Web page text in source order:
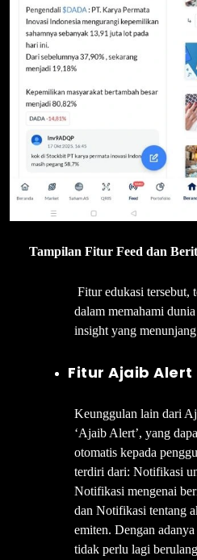
Tampilan Fitur Feed dan
Fitur edukasi tersebut,
dalam memahami
insight yang
Fitur Ajaib Alert
Keunggulan lain dari
‘Ajaib Alert’, yang
otomatis kepada
terdiri dari: Notifikasi
Notifikasi mengenai
dan Notifikasi tentang
emiten. Dengan
tidak perlu lagi